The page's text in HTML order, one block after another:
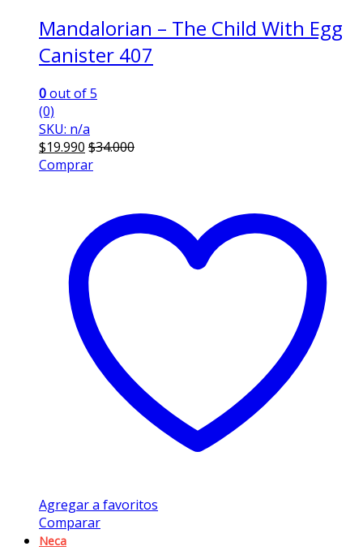
Mandalorian – The Child With Egg
Canister 407
0out of 5
(0)
SKU: n/a
$19.990 $34.000
Comprar
Agregar a favoritos
Comparar
Neca